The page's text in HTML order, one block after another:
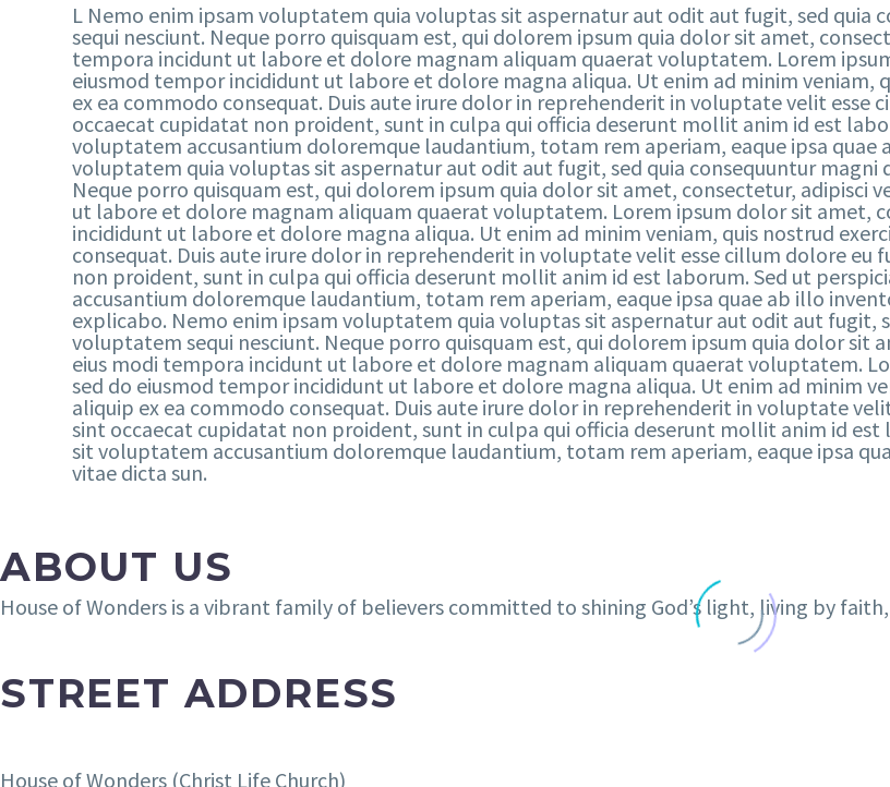
L Nemo enim ipsam voluptatem quia voluptas sit aspernatur aut odit aut fugit, sed quia
sequi nesciunt. Neque porro quisquam est, qui dolorem ipsum quia dolor sit amet,
tempora incidunt ut labore et dolore magnam aliquam quaerat voluptatem. Lorem
eiusmod tempor incididunt ut labore et dolore magna aliqua. Ut enim ad minim
ex ea commodo consequat. Duis aute irure dolor in reprehenderit in voluptate velit
occaecat cupidatat non proident, sunt in culpa qui officia deserunt mollit anim id est
voluptatem accusantium doloremque laudantium, totam rem aperiam, eaque ipsa quae
voluptatem quia voluptas sit aspernatur aut odit aut fugit, sed quia consequuntur magni
Neque porro quisquam est, qui dolorem ipsum quia dolor sit amet, consectetur, adipisci
ut labore et dolore magnam aliquam quaerat voluptatem. Lorem ipsum dolor sit amet,
incididunt ut labore et dolore magna aliqua. Ut enim ad minim veniam, quis nostrud
consequat. Duis aute irure dolor in reprehenderit in voluptate velit esse cillum dolore
non proident, sunt in culpa qui officia deserunt mollit anim id est laborum. Sed ut
accusantium doloremque laudantium, totam rem aperiam, eaque ipsa quae ab illo
explicabo. Nemo enim ipsam voluptatem quia voluptas sit aspernatur aut odit aut fugit,
voluptatem sequi nesciunt. Neque porro quisquam est, qui dolorem ipsum quia dolor sit
eius modi tempora incidunt ut labore et dolore magnam aliquam quaerat voluptatem.
sed do eiusmod tempor incididunt ut labore et dolore magna aliqua. Ut enim ad minim
aliquip ex ea commodo consequat. Duis aute irure dolor in reprehenderit in voluptate
sint occaecat cupidatat non proident, sunt in culpa qui officia deserunt mollit anim id
sit voluptatem accusantium doloremque laudantium, totam rem aperiam, eaque ipsa
vitae dicta sun.
ABOUT US
House of Wonders is a vibrant family of believers committed to shining God’s light, living by
STREET ADDRESS
House of Wonders (Christ Life Church)